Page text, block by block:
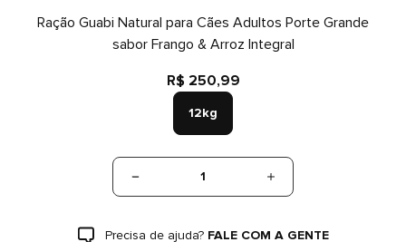
Ração Guabi Natural para Cães Adultos Porte Grande
sabor Frango & Arroz Integral
R$ 250,99
12kg
1
Precisa de ajuda? FALE COM A GENTE